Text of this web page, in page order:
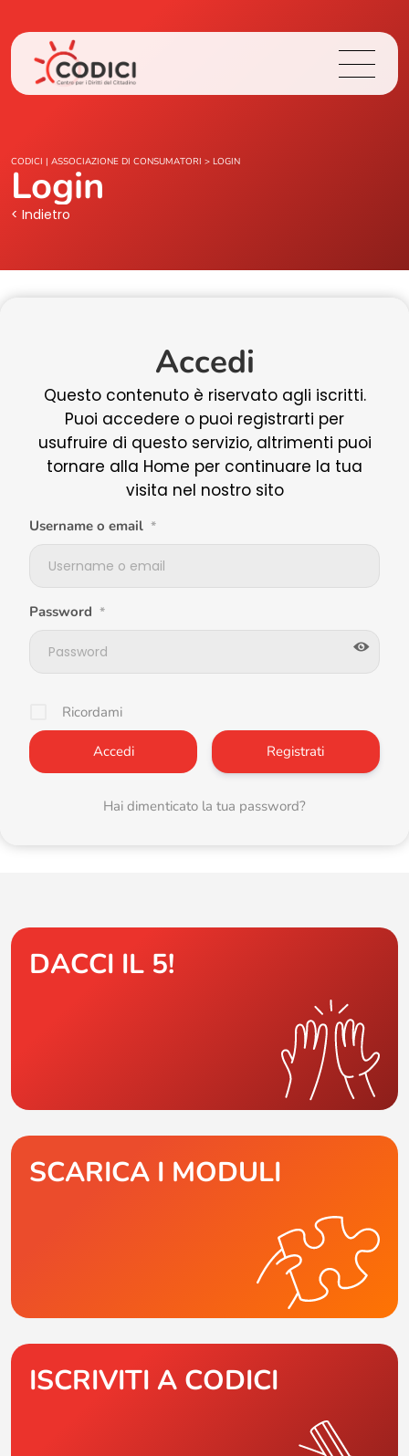
Chi Siamo
Cosa Facciamo
Login
CODICI | ASSOCIAZIONE DI CONSUMATORI > LOGIN
Login
< Indietro
Accedi
Questo contenuto è riservato agli iscritti.
Puoi accedere o puoi registrarti per
usufruire di questo servizio, altrimenti puoi
tornare alla Home per continuare la tua
visita nel nostro sito
Username o email *
Password *
Ricordami
Registrati
Hai dimenticato la tua password?
DACCI IL 5!
SCARICA I MODULI
ISCRIVITI A CODICI